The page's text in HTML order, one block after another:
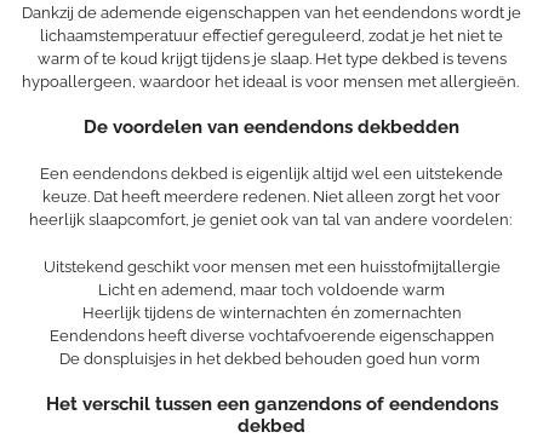
Dankzij de ademende eigenschappen van het eendendons wordt je
lichaamstemperatuur effectief gereguleerd, zodat je het niet te
warm of te koud krijgt tijdens je slaap. Het type dekbed is tevens
hypoallergeen, waardoor het ideaal is voor mensen met allergieën.
De voordelen van eendendons dekbedden
Een eendendons dekbed is eigenlijk altijd wel een uitstekende
keuze. Dat heeft meerdere redenen. Niet alleen zorgt het voor
heerlijk slaapcomfort, je geniet ook van tal van andere voordelen:
Uitstekend geschikt voor mensen met een huisstofmijtallergie
Licht en ademend, maar toch voldoende warm
Heerlijk tijdens de winternachten én zomernachten
Eendendons heeft diverse vochtafvoerende eigenschappen
De donspluisjes in het dekbed behouden goed hun vorm
Het verschil tussen een ganzendons of eendendons
dekbed